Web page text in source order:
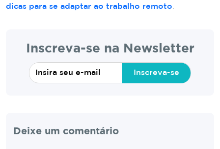
dicas para se adaptar ao trabalho remoto
Inscreva-se na Newsletter
Inscreva-se
Deixe um comentário